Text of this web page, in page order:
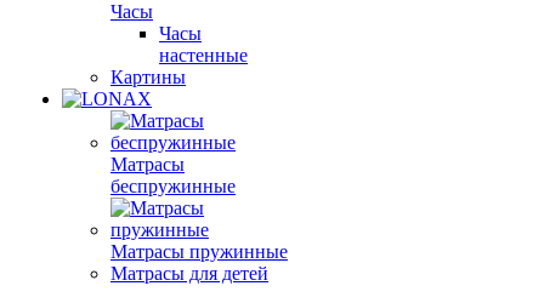
Часы
Часы
настенные
Картины
Матрасы
беспружинные
Матрасы пружинные
Матрасы для детей